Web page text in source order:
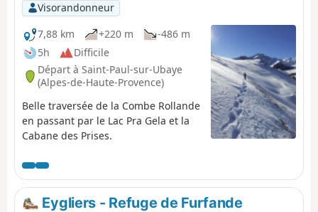
Visorandonneur
7,88 km
+220 m
-486 m
5h
Difficile
Départ à Saint-Paul-sur-Ubaye
(Alpes-de-Haute-Provence)
Belle traversée de la Combe Rollande
en passant par le Lac Pra Gela et la
Cabane des Prises.
Eygliers - Refuge de Furfande